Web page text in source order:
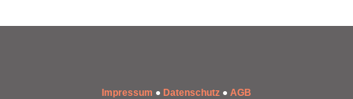
Impressum ● Datenschutz ● AGB